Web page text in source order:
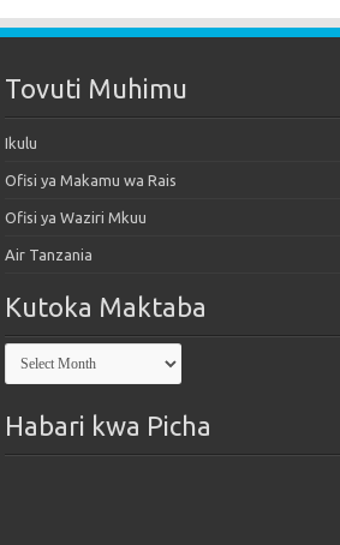
Tovuti Muhimu
Ikulu
Ofisi ya Makamu wa Rais
Ofisi ya Waziri Mkuu
Air Tanzania
Kutoka Maktaba
Kutoka
Maktaba
Habari kwa Picha